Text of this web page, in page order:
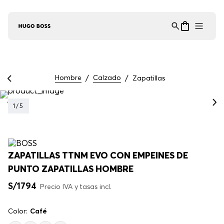
Hombre Calzado Zapatillas
1 /5
ZAPATILLAS TTNM EVO CON EMPEINES DE
PUNTO ZAPATILLAS HOMBRE
S/1794 Precio IVA y tasas incl.
Color: Café
Asistente Virtual
en línea ⋮